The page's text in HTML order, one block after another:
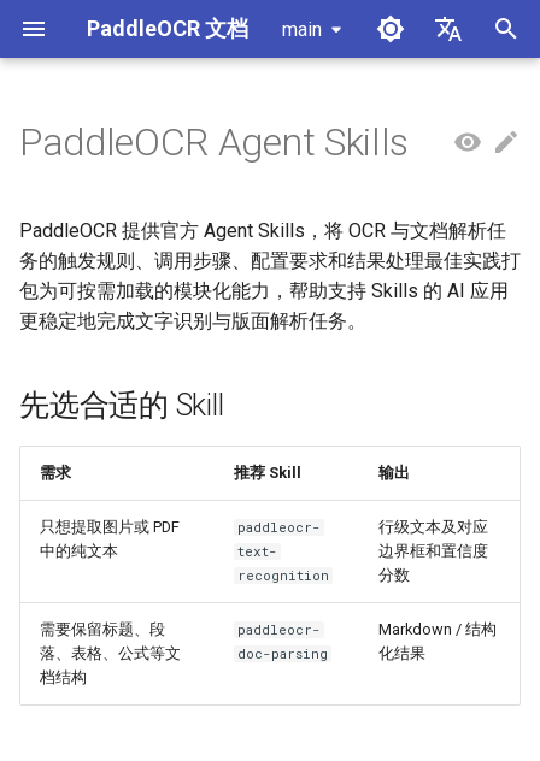
PaddleOCR 文档 main
English
化
搜
使用教程
PP-OCRv6简介
使用教程
PP-StructureV3简介
使用教程
PP-ChatOCRv4简介
使用教程
PaddleOCR-VL-1.5简介
PaddleOCR-VL-1.6简介
PaddleOCR-VL NVIDIA
Blackwell 架构 GPU 使用教程
PaddleOCR-VL 昆仑芯 XPU
使用教程
PaddleOCR-VL 海光 DCU 使
用教程
PaddleOCR-VL 沐曦 GPU 使
用教程
使用教程
本地推理 高性能推理
推理引擎与配置说明
产线并行推理
服务化
自部署服务化
PaddleOCR 官方 API
跨端部署
Android 部署
iOS 部署
浏览器端部署
获取ONNX模型
打包 PaddleOCR 项目
Benchmark
先选合适的 Skill
包含的 Skills
安装前准备
方式一：通过 skills CLI 安
方式二：通过 clawhub 安装
（OpenClaw）
配置环境变量
使用示例
模块概述
文档图像方向分类模块
文档类视觉语言模型模块
版面区域检测模块
版面分析模块
印章文本检测模块
表格分类模块
产线概述
公式识别产线
文档图像预处理产线
印章文本识别产线
通用表格识别v2产线
PP-DocTranslation产线
数据标注 X-AnyLabeling 文档解析
其它数据标注工具
数据合成
数据合成工具
数据集
通用中英文OCR数据集
手写中文OCR数据集
垂类多语言OCR数据集
关键信息提取数据集
PaddleOCR 多硬件使用指南
昇腾 NPU 飞桨安装教程
昆仑 XPU 飞桨安装教程
PaddleOCR 与 PaddleX
PaddleOCR 3.x 升级说明
配置 paddleocr 包日志系统
概述
快速开始
模型列表
基于Python预测引擎推理
基于C++预测引擎推理
服务化部署
Android部署
端侧部署
Paddle2ONNX模型转化与预
云上飞桨部署工具
社区贡献
附录
PaddleOCR Agent Skills
PaddleOCR 提供官方 Agent Skills，将 OCR 与文档解析任
务的触发规则、调用步骤、配置要求和结果处理最佳实践打
包为可按需加载的模块化能力，帮助支持 Skills 的 AI 应用
更稳定地完成文字识别与版面解析任务。
先选合适的 Skill
需求 推荐 Skill 输出
只想提取图片或 PDF
中的纯文本
paddleocr-
text-
recognition
行级文本及对应
边界框和置信度
分数
需要保留标题、段
落、表格、公式等文
档结构
paddleocr-
doc-parsing
Markdown / 结构
化结果